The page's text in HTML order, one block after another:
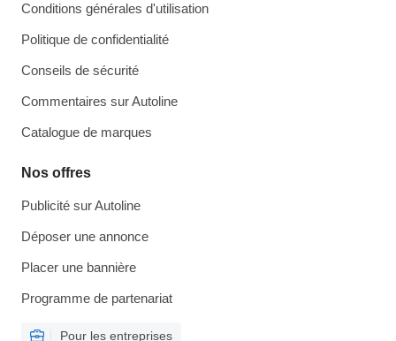
Conditions générales d'utilisation
Politique de confidentialité
Conseils de sécurité
Commentaires sur Autoline
Catalogue de marques
Nos offres
Publicité sur Autoline
Déposer une annonce
Placer une bannière
Programme de partenariat
Pour les entreprises